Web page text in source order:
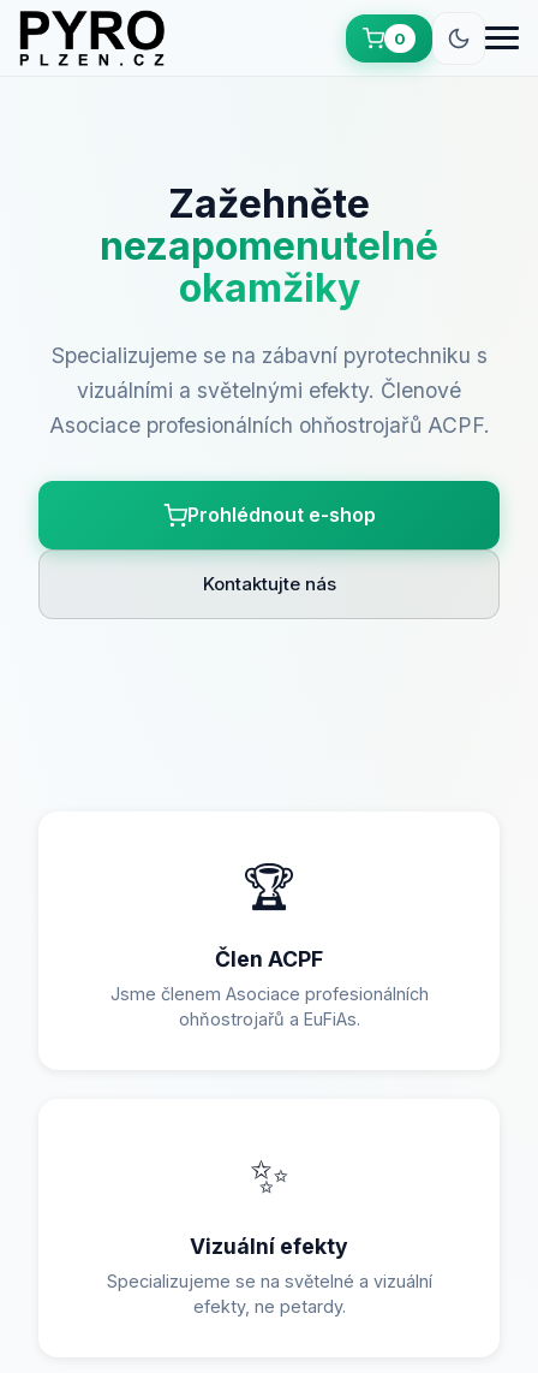
0
Zažehněte
nezapomenutelné
okamžiky
Specializujeme se na zábavní pyrotechniku s
vizuálními a světelnými efekty. Členové
Asociace profesionálních ohňostrojařů ACPF.
Prohlédnout e-shop
Kontaktujte nás
🏆
Člen ACPF
Jsme členem Asociace profesionálních
ohňostrojařů a EuFiAs.
✨
Vizuální efekty
Specializujeme se na světelné a vizuální
efekty, ne petardy.
Načítám...